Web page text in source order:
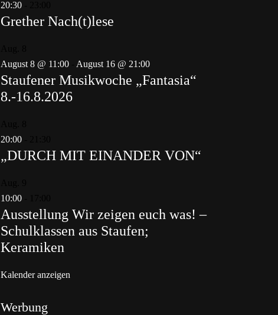
20:30
Grether Nach(t)lese
August 8 @ 11:00
August 16 @ 21:00
Staufener Musikwoche „Fantasia“
8.-16.8.2026
20:00
„DURCH MIT EINANDER VON“
10:00
Ausstellung Wir zeigen euch was! –
Schulklassen aus Staufen;
Keramiken
Kalender anzeigen
Werbung